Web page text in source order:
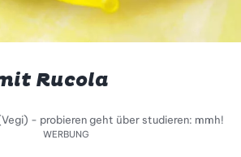
Rucola
- probieren geht über studieren: mmh!
WERBUNG